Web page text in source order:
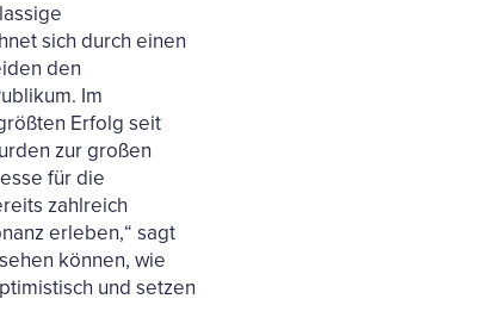
sich durch einen
den
Im
Erfolg seit
zur großen
für die
zahlreich
erleben,“ sagt
können, wie
und setzen